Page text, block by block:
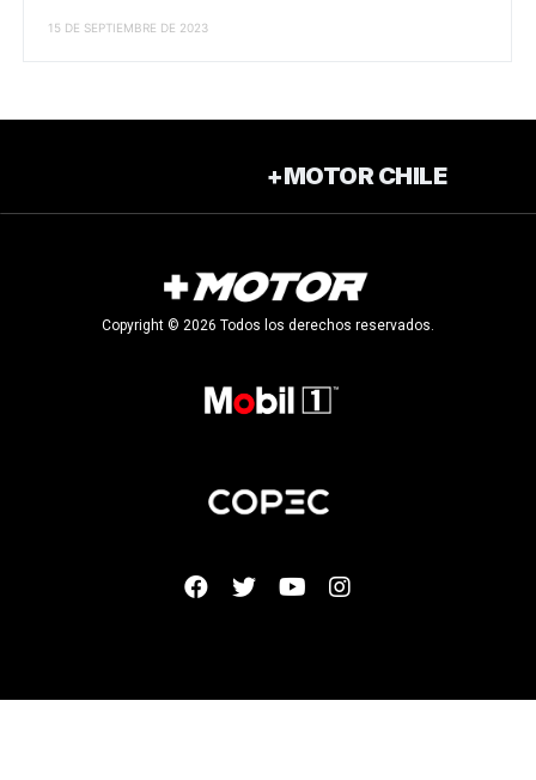
15 DE SEPTIEMBRE DE 2023
+MOTOR CHILE
Copyright © 2026 Todos los derechos reservados.